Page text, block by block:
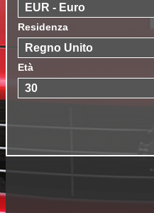
Residenza
Età